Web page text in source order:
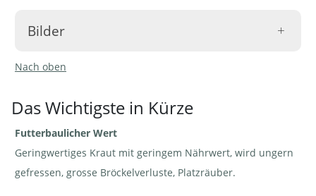
Bilder
Waldstorchschnabel
sylvaticum | ©
Agroscope
Geranium sylvaticum |
Nach oben
Das Wichtigste in Kürze
Futterbaulicher Wert
Geringwertiges Kraut mit geringem Nährwert, wird ungern
gefressen, grosse Bröckelverluste, Platzräuber.